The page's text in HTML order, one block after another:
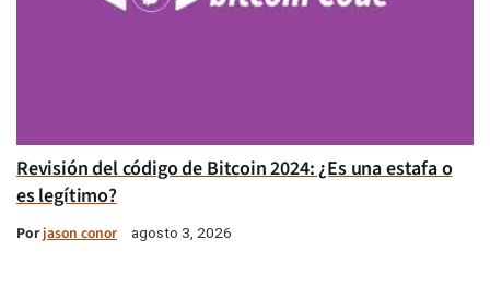
Revisión del código de Bitcoin 2024: ¿Es una estafa o
es legítimo?
Porjason conor agosto 3, 2026